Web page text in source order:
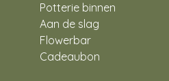
Potterie binnen
Aan de slag
Flowerbar
Cadeaubon